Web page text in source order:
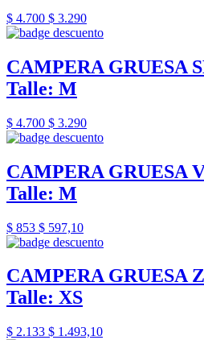
$ 4.700 $ 3.290
CAMPERA GRUESA
Talle: M
$ 4.700 $ 3.290
CAMPERA GRUESA
Talle: M
$ 853 $ 597,10
CAMPERA GRUESA
Talle: XS
$ 2.133 $ 1.493,10